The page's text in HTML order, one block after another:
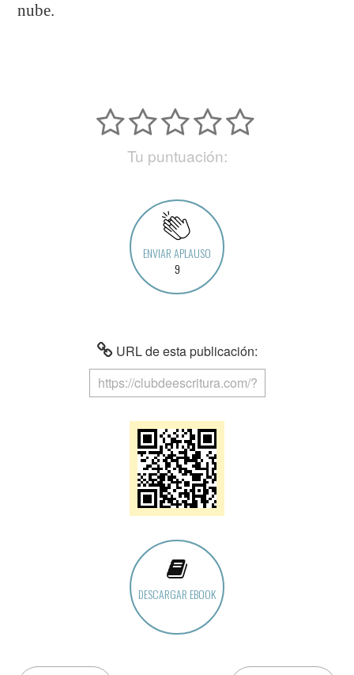
nube.
Tu puntuación:
ENVIAR APLAUSO
9
URL de esta publicación:
DESCARGAR EBOOK